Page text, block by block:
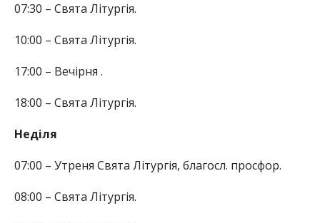
07:30 – Свята Літургія.
10:00 – Свята Літургія.
17:00 – Вечірня .
18:00 – Свята Літургія.
Неділя
07:00 – Утреня Свята Літургія, благосл. просфор.
08:00 – Свята Літургія.